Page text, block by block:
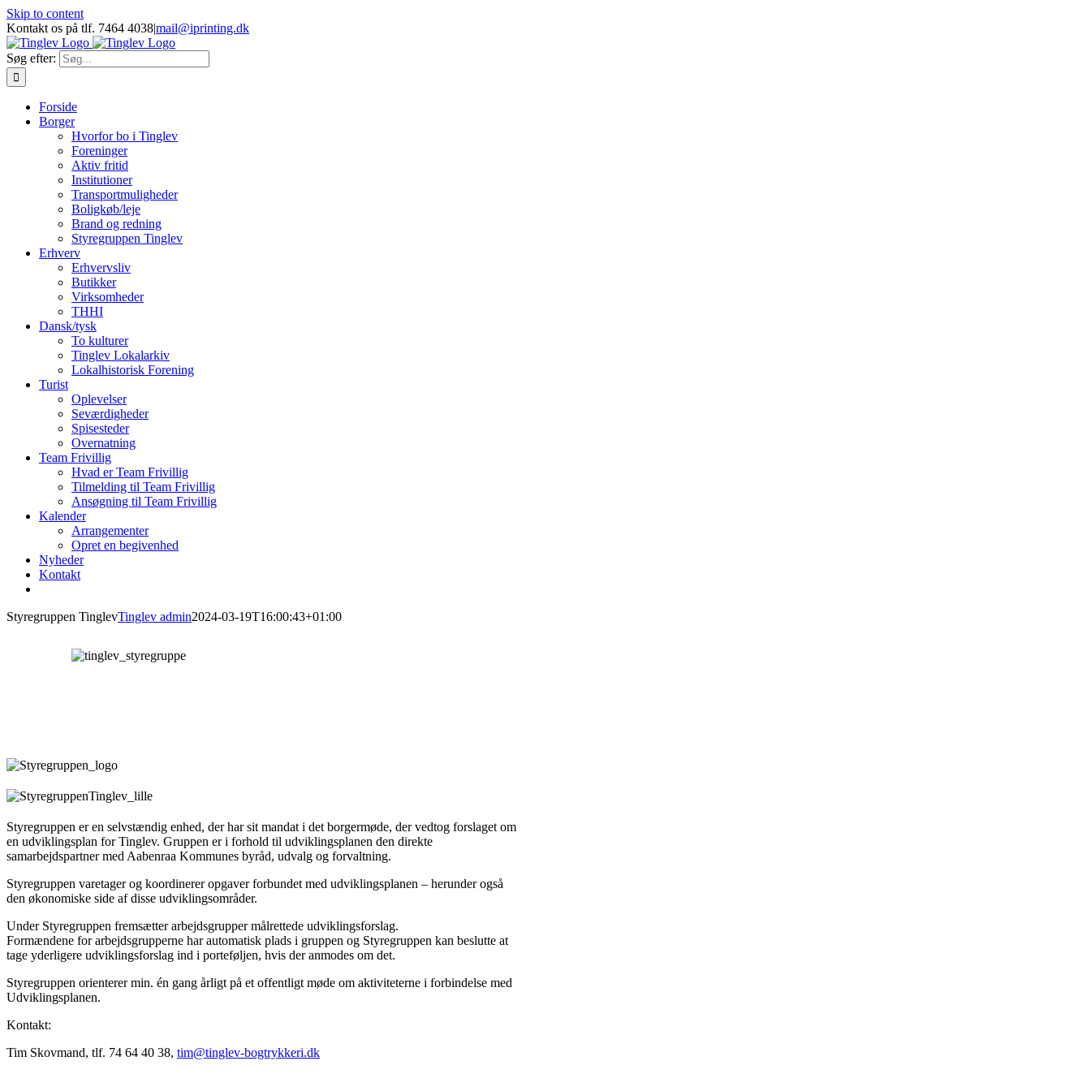
Skip to content
Kontakt os på tlf. 7464 4038|mail@iprinting.dk
Søg efter:
Forside
Borger
Hvorfor bo i Tinglev
Foreninger
Aktiv fritid
Institutioner
Transportmuligheder
Boligkøb/leje
Brand og redning
Styregruppen Tinglev
Erhverv
Erhvervsliv
Butikker
Virksomheder
THHI
Dansk/tysk
To kulturer
Tinglev Lokalarkiv
Lokalhistorisk Forening
Turist
Oplevelser
Seværdigheder
Spisesteder
Overnatning
Team Frivillig
Hvad er Team Frivillig
Tilmelding til Team Frivillig
Ansøgning til Team Frivillig
Kalender
Arrangementer
Opret en begivenhed
Nyheder
Kontakt
Styregruppen TinglevTinglev admin2024-03-19T16:00:43+01:00
Styregruppen er en selvstændig enhed, der har sit mandat i det borgermøde, der vedtog forslaget om
en udviklingsplan for Tinglev. Gruppen er i forhold til udviklingsplanen den direkte
samarbejdspartner med Aabenraa Kommunes byråd, udvalg og forvaltning.
Styregruppen varetager og koordinerer opgaver forbundet med udviklingsplanen – herunder også
den økonomiske side af disse udviklingsområder.
Under Styregruppen fremsætter arbejdsgrupper målrettede udviklingsforslag.
Formændene for arbejdsgrupperne har automatisk plads i gruppen og Styregruppen kan beslutte at
tage yderligere udviklingsforslag ind i porteføljen, hvis der anmodes om det.
Styregruppen orienterer min. én gang årligt på et offentligt møde om aktiviteterne i forbindelse med
Udviklingsplanen.
Kontakt:
Tim Skovmand, tlf. 74 64 40 38, tim@tinglev-bogtrykkeri.dk